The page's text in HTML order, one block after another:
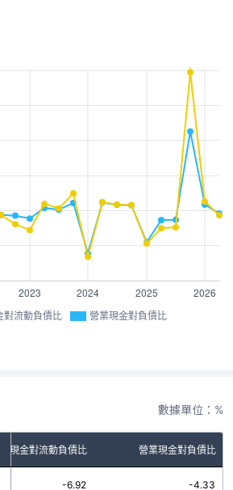
對流動負債比 營業現金對負債比
數據單位：%
業現金對流動負債比 營業現金對負債比
-6.92 -4.33